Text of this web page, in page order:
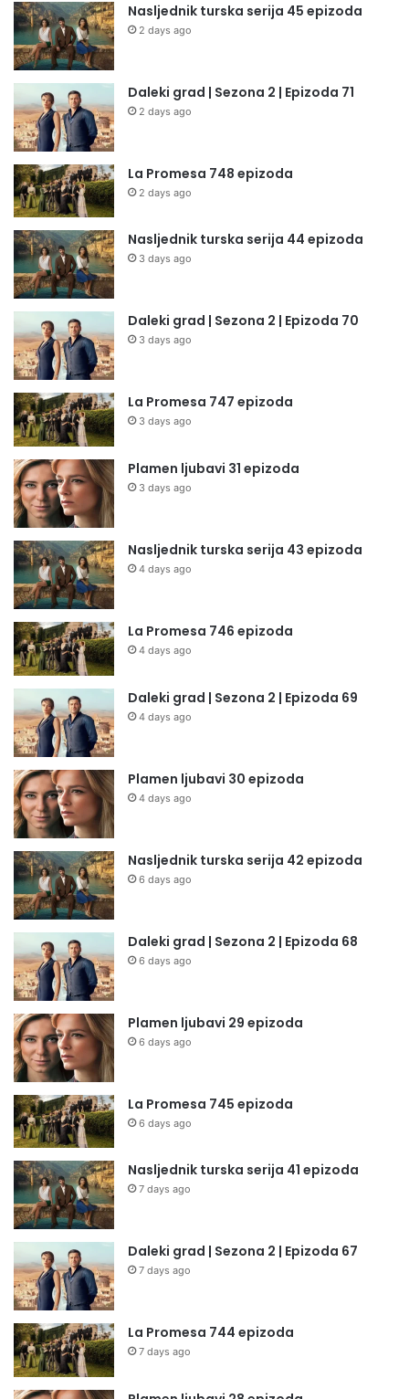
Nasljednik turska serija 45 epizoda
2 days ago
Daleki grad | Sezona 2 | Epizoda 71
2 days ago
La Promesa 748 epizoda
2 days ago
Nasljednik turska serija 44 epizoda
3 days ago
Daleki grad | Sezona 2 | Epizoda 70
3 days ago
La Promesa 747 epizoda
3 days ago
Plamen ljubavi 31 epizoda
3 days ago
Nasljednik turska serija 43 epizoda
4 days ago
La Promesa 746 epizoda
4 days ago
Daleki grad | Sezona 2 | Epizoda 69
4 days ago
Plamen ljubavi 30 epizoda
4 days ago
Nasljednik turska serija 42 epizoda
6 days ago
Daleki grad | Sezona 2 | Epizoda 68
6 days ago
Plamen ljubavi 29 epizoda
6 days ago
La Promesa 745 epizoda
6 days ago
Nasljednik turska serija 41 epizoda
7 days ago
Daleki grad | Sezona 2 | Epizoda 67
7 days ago
La Promesa 744 epizoda
7 days ago